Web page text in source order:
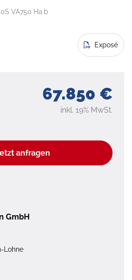
VA750 Ha.b
Exposé
67.850 €
inkl. 19% MwSt.
anfragen
GmbH
Lohne